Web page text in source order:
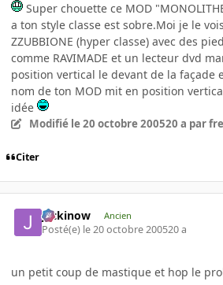
Super chouette ce MOD
a ton style classe est sobre.Moi je le
ZZUBBIONE (hyper classe) avec des
comme RAVIMADE et un lecteur dvd
position vertical le devant de la façade
nom de ton MOD mit en position
idée
Modifié le 20 octobre 200520 a par
Citer
jackinow Ancien
Posté(e) le 20 octobre 200520 a
un petit coup de mastique et hop le